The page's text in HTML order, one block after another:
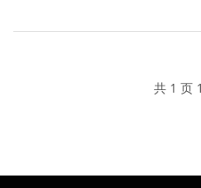
共 1 页